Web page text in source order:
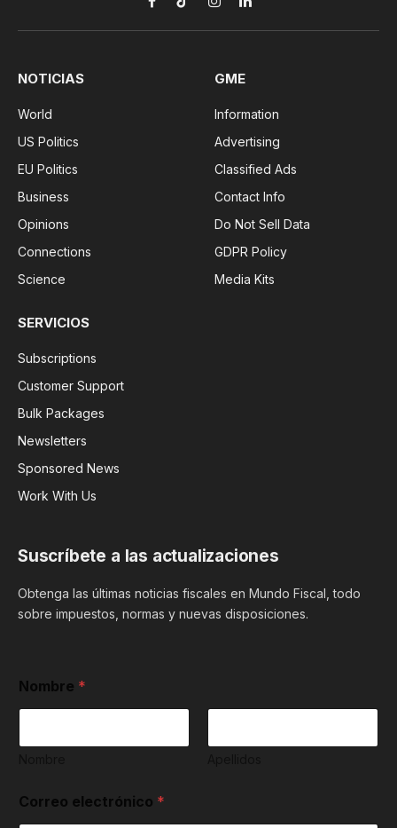
Facebook
TikTokInstagramLinkedIn
NOTICIAS
World
US Politics
EU Politics
Business
Opinions
Connections
Science
GME
Information
Advertising
Classified Ads
Contact Info
Do Not Sell Data
GDPR Policy
Media Kits
SERVICIOS
Subscriptions
Customer Support
Bulk Packages
Newsletters
Sponsored News
Work With Us
Suscríbete a las actualizaciones
Obtenga las últimas noticias fiscales en Mundo Fiscal, todo
sobre impuestos, normas y nuevas disposiciones.
Nombre *
e
h
Correo electrónico *